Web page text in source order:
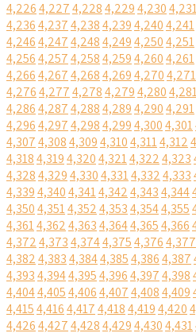
4,2264,2274,2284,2294,230
4,2364,2374,2384,2394,2404,241
4,2464,2474,2484,2494,2504,251
4,2564,2574,2584,2594,2604,261
4,2664,2674,2684,2694,2704,271
4,2764,2774,2784,2794,280
4,2864,2874,2884,2894,2904,291
4,2964,2974,2984,2994,3004,301
4,3074,3084,3094,3104,3114,312
4,3184,3194,3204,3214,3224,323
4,3284,3294,3304,3314,3324,333
4,3394,3404,3414,3424,3434,344
4,3504,3514,3524,3534,3544,355
4,3614,3624,3634,3644,3654,366
4,3724,3734,3744,3754,3764,377
4,3824,3834,3844,3854,3864,387
4,3934,3944,3954,3964,3974,398
4,4044,4054,4064,4074,4084,409
4,4154,4164,4174,4184,4194,420
4,4264,4274,4284,4294,4304,431